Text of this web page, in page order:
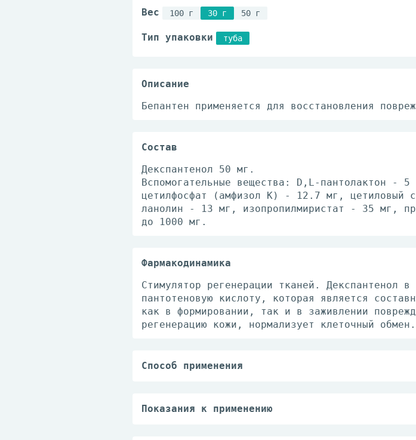
Вес 100 г 30 г 50 г
Тип упаковки туба
Описание
Бепантен применяется для восстановления
Состав
Декспантенол 50 мг.
Вспомогательные вещества: D,L-пантолактон -
цетилфосфат (амфизол K) - 12.7 мг,
ланолин - 13 мг, изопропилмиристат - 35 мг,
до 1000 мг.
Фармакодинамика
Стимулятор регенерации тканей. Декспантенол
пантотеновую кислоту, которая является
как в формировании, так и в заживлении
регенерацию кожи, нормализует клеточный обмен.
Способ применения
Уход за молочными железами у кормящих
Показания к применению